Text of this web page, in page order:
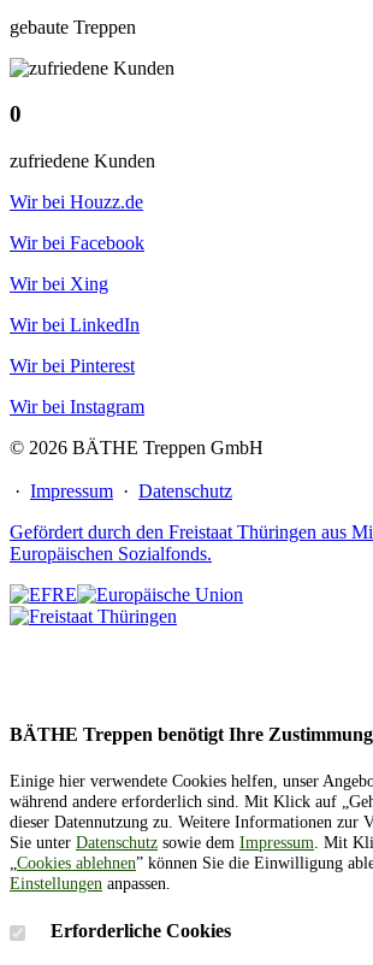
gebaute Treppen
0
zufriedene Kunden
Wir bei Houzz.de
Wir bei Facebook
Wir bei Xing
Wir bei LinkedIn
Wir bei Pinterest
Wir bei Instagram
© 2026 BÄTHE Treppen GmbH
· Impressum · Datenschutz
Gefördert durch den Freistaat Thüringen aus
Europäischen Sozialfonds.
BÄTHE Treppen benötigt Ihre
Einige hier verwendete Cookies helfen, unser
während andere erforderlich sind. Mit Klick auf
dieser Datennutzung zu. Weitere Informationen zur
Sie unter Datenschutz sowie dem Impressum. Mit
„Cookies ablehnen” können Sie die Einwilligung
Einstellungen anpassen.
Erforderliche Cookies